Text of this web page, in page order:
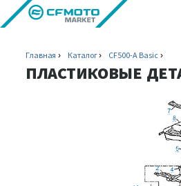
Главная Каталог CF500-A Basic
ПЛАСТИКОВЫЕ